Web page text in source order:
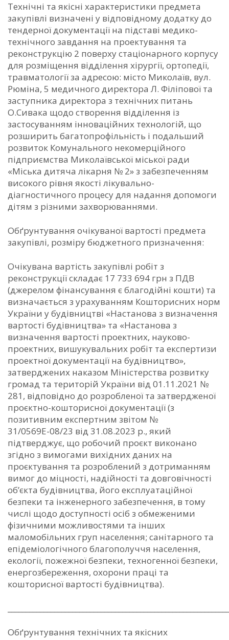
Технічні та якісні характеристики предмета
закупівлі визначені у відповідному додатку до
тендерної документації на підставі медико-
технічного завдання на проектування та
реконструкцію 2 поверху стаціонарного корпусу
для розміщення відділення хірургії, ортопедії,
травматології за адресою: місто Миколаїв, вул.
Рюміна, 5 медичного директора Л. Філіпової та
заступника директора з технічних питань
О.Сивака щодо створення відділення із
застосуванням інноваційних технологій, що
розширить багатопрофільність і подальший
розвиток Комунального некомерційного
підприємства Миколаївської міської ради
«Міська дитяча лікарня № 2» з забезпеченням
високого рівня якості лікувально-
діагностичного процесу для надання допомоги
дітям з різними захворюваннями.
Обґрунтування очікуваної вартості предмета
закупівлі, розміру бюджетного призначення:
Очікувана вартість закупівлі робіт з
реконструкції складає 17 733 694 грн з ПДВ
(джерелом фінансування є благодійні кошти) та
визначається з урахуванням Кошторисних норм
України у будівництві «Настанова з визначення
вартості будівництва» та «Настанова з
визначення вартості проектних, науково-
проектних, вишукувальних робіт та експертизи
проектної документації на будівництво»,
затверджених наказом Міністерства розвитку
громад та територій України від 01.11.2021 №
281, відповідно до розробленої та затвердженої
проєктно-кошторисної документації (з
позитивним експертним звітом №
31/0569Е-08/23 від 31.08.2023 р., який
підтверджує, що робочий проєкт виконано
згідно з вимогами вихідних даних на
проєктування та розроблений з дотриманням
вимог до міцності, надійності та довговічності
об’єкта будівництва, його експлуатаційної
безпеки та інженерного забезпечення, в тому
числі щодо доступності осіб з обмеженими
фізичними можливостями та інших
маломобільних груп населення; санітарного та
епідеміологічного благополуччя населення,
екології, пожежної безпеки, техногенної безпеки,
енергозбереження, охорони праці та
кошторисної вартості будівництва).
Обґрунтування технічних та якісних